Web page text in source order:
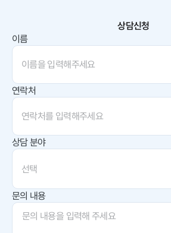
상담신청
이름
연락처
상담 분야
선택
문의 내용